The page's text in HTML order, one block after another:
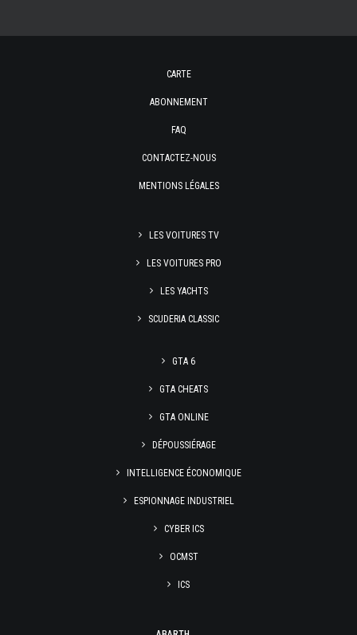
CARTE
ABONNEMENT
FAQ
CONTACTEZ-NOUS
MENTIONS LÉGALES
LES VOITURES TV
LES VOITURES PRO
LES YACHTS
SCUDERIA CLASSIC
GTA 6
GTA CHEATS
GTA ONLINE
DÉPOUSSIÉRAGE
INTELLIGENCE ÉCONOMIQUE
ESPIONNAGE INDUSTRIEL
CYBER ICS
OCMST
ICS